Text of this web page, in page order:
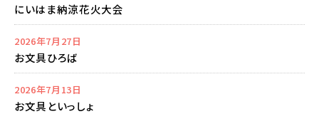
にいはま納涼花火大会
2026年7月27日
お文具ひろば
2026年7月13日
お文具といっしょ